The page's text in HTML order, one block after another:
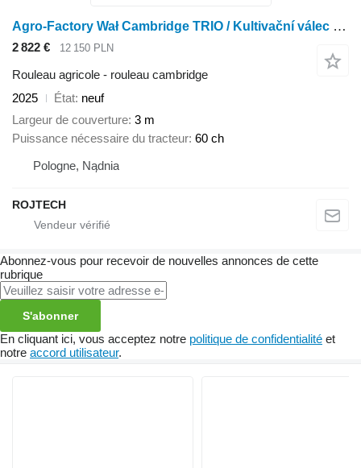
Agro-Factory Wał Cambridge TRIO / Kultivační válec Cambridge TRIO
2 822 € 12 150 PLN
Rouleau agricole - rouleau cambridge
2025
État neuf
Largeur de couverture 3 m
Puissance nécessaire du tracteur 60 ch
Pologne, Nądnia
ROJTECH
Abonnez-vous pour recevoir de nouvelles annonces de cette
rubrique
S'abonner
En cliquant ici, vous acceptez notre politique de confidentialité et
notre accord utilisateur.